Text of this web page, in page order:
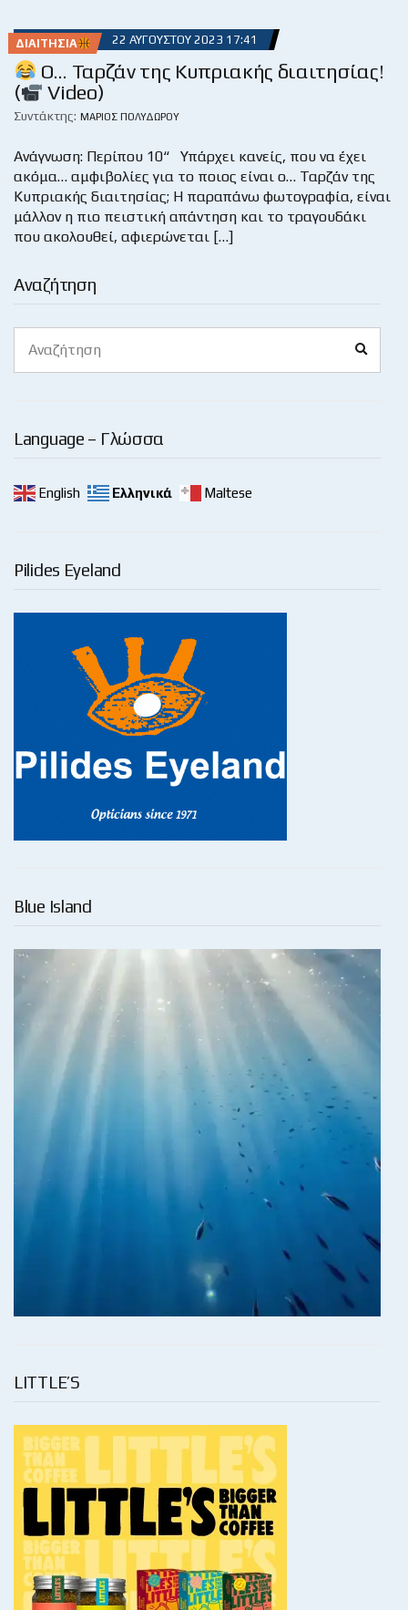
Αναζήτηση
for:
Language – Γλώσσα
English Ελληνικά Maltese
Pilides Eyeland
Blue Island
LITTLE’S
ΔΙΑΙΤΗΣΊΑ 22 ΑΥΓΟΎΣΤΟΥ 2023 17:41
Ο… Ταρζάν της Κυπριακής διαιτησίας!
(
Video)
Συντάκτης: ΜΆΡΙΟΣ ΠΟΛΥΔΏΡΟΥ
Ανάγνωση: Περίπου 10“ Υπάρχει κανείς, που να έχει
ακόμα… αμφιβολίες για το ποιος είναι ο… Ταρζάν της
Κυπριακής διαιτησίας; Η παραπάνω φωτογραφία, είναι
μάλλον η πιο πειστική απάντηση και το τραγουδάκι
που ακολουθεί, αφιερώνεται […]